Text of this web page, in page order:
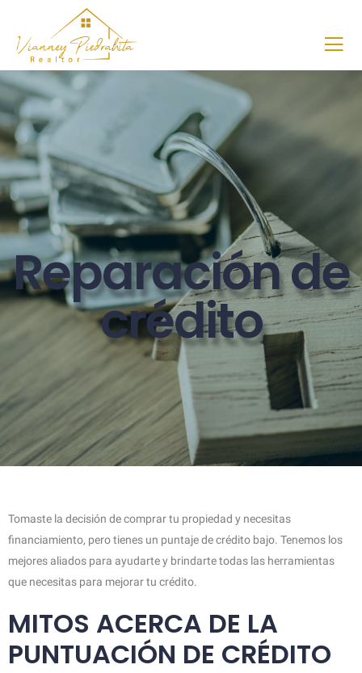
Reparación de
crédito
Tomaste la decisión de comprar tu propiedad y necesitas
financiamiento, pero tienes un puntaje de crédito bajo. Tenemos los
mejores aliados para ayudarte y brindarte todas las herramientas
que necesitas para mejorar tu crédito.
MITOS ACERCA DE LA
PUNTUACIÓN DE CRÉDITO